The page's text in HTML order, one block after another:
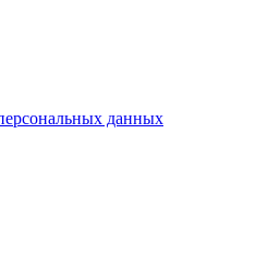
данных